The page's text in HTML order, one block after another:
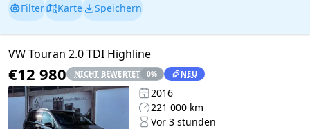
Filter Karte Speichern
VW Touran 2.0 TDI Highline
€12 980 NICHT BEWERTET 0% NEU
2016
221 000 km
Vor 3 stunden